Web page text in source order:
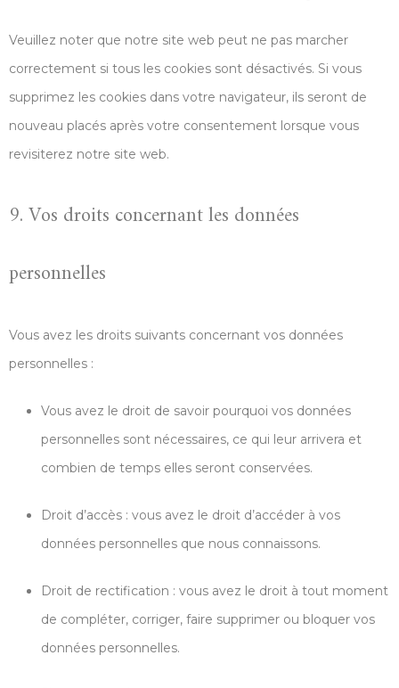
Veuillez noter que notre site web peut ne pas marcher
correctement si tous les cookies sont désactivés. Si vous
supprimez les cookies dans votre navigateur, ils seront de
nouveau placés après votre consentement lorsque vous
revisiterez notre site web.
9. Vos droits concernant les données
personnelles
Vous avez les droits suivants concernant vos données
personnelles :
Vous avez le droit de savoir pourquoi vos données
personnelles sont nécessaires, ce qui leur arrivera et
combien de temps elles seront conservées.
Droit d’accès : vous avez le droit d’accéder à vos
données personnelles que nous connaissons.
Droit de rectification : vous avez le droit à tout moment
de compléter, corriger, faire supprimer ou bloquer vos
données personnelles.